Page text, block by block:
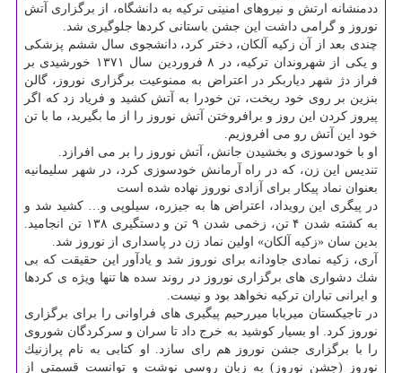
ددمنشانه ارتش و نیروهای امنیتی تركیه به دانشگاه، از برگزاری آتش
نوروز و گرامی داشت این جشن باستانی كردها جلوگیری شد.
چندی بعد از آن زكیه آلكان، دختر كرد، دانشجوی سال ششم پزشكی
و یكی از شهروندان تركیه، در ۸ فروردین سال ۱۳۷۱ خورشیدی بر
فراز دژ شهر دیاربكر در اعتراض به ممنوعیت برگزاری نوروز، گالن
بنزین بر روی خود ریخت، تن خودرا به آتش كشید و فریاد زد كه اگر
پیروز كردن این روز و برافروختن آتش نوروز را از ما بگیرید، ما با تن
خود این آتش رو می افروزیم.
او با خودسوزی و بخشیدن جانش، آتش نوروز را بر می افرازد.
تندیس این زن، كه در راه آرمانش خودسوزی كرد، در شهر سلیمانیه
بعنوان نماد پیكار برای آزادی نوروز نهاده شده است
در پیگری این رویداد، اعتراض ها به جیزره، سیلوپی و… كشید شد و
به كشته شدن ۴ تن، زخمی شدن ۹ تن و دستگیری ۱۳۸ تن انجامید.
بدین سان «زكیه آلكان» اولین نماد زن در پاسداری از نوروز شد.
آری، زكیه نمادی جاودانه برای نوروز شد و یادآور این حقیقت كه بی
شك دشواری های برگزاری نوروز در روند سده ها تنها ویژه ی كردها
و ایرانی تباران تركیه نخواهد بود و نیست.
در تاجیكستان میربابا میررحیم پیگیری های فراوانی را برای برگزاری
نوروز كرد. او بسیار كوشید به خرج داد تا سران و سركردگان شوروی
را با برگزاری جشن نوروز هم رای سازد. او كتابی به نام پرازنیك
نوروز (جشن نوروز) به زبان روسی نوشت و توانست قسمتی از